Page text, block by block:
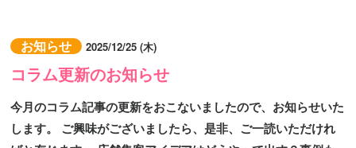
お知らせ 2025/12/25 (木)
コラム更新のお知らせ
今月のコラム記事の更新をおこないましたので、お知らせいた
します。 ご興味がございましたら、是非、ご一読いただけれ